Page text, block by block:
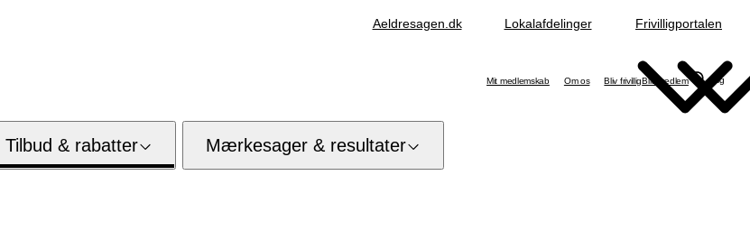
Aeldresagen.dk Lokalafdelinger Frivilligportalen
Mit medlemskab Om os Bliv frivilligBliv medlem Søg
Tilbud & rabatter Mærkesager & resultater